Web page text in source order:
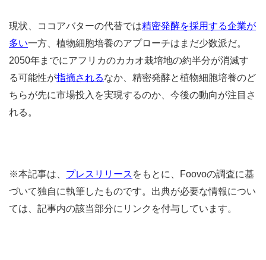
現状、ココアバターの代替では精密発酵を採用する企業が
多い一方、植物細胞培養のアプローチはまだ少数派だ。
2050年までにアフリカのカカオ栽培地の約半分が消滅す
る可能性が指摘されるなか、精密発酵と植物細胞培養のど
ちらが先に市場投入を実現するのか、今後の動向が注目さ
れる。
※本記事は、 プレスリリース をもとに、Foovoの調査に基
づいて独自に執筆したものです。出典が必要な情報につい
ては、記事内の該当部分にリンクを付与しています。